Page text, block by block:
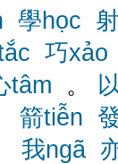
學học
巧xảo
tâm 。
箭tiễn
我ngã